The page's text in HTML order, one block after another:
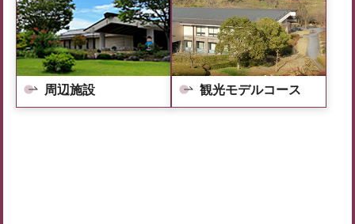
周辺施設 観光モデルコース